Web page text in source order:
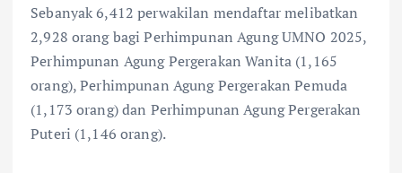
Sebanyak 6,412 perwakilan mendaftar melibatkan
2,928 orang bagi Perhimpunan Agung UMNO 2025,
Perhimpunan Agung Pergerakan Wanita (1,165
orang), Perhimpunan Agung Pergerakan Pemuda
(1,173 orang) dan Perhimpunan Agung Pergerakan
Puteri (1,146 orang).